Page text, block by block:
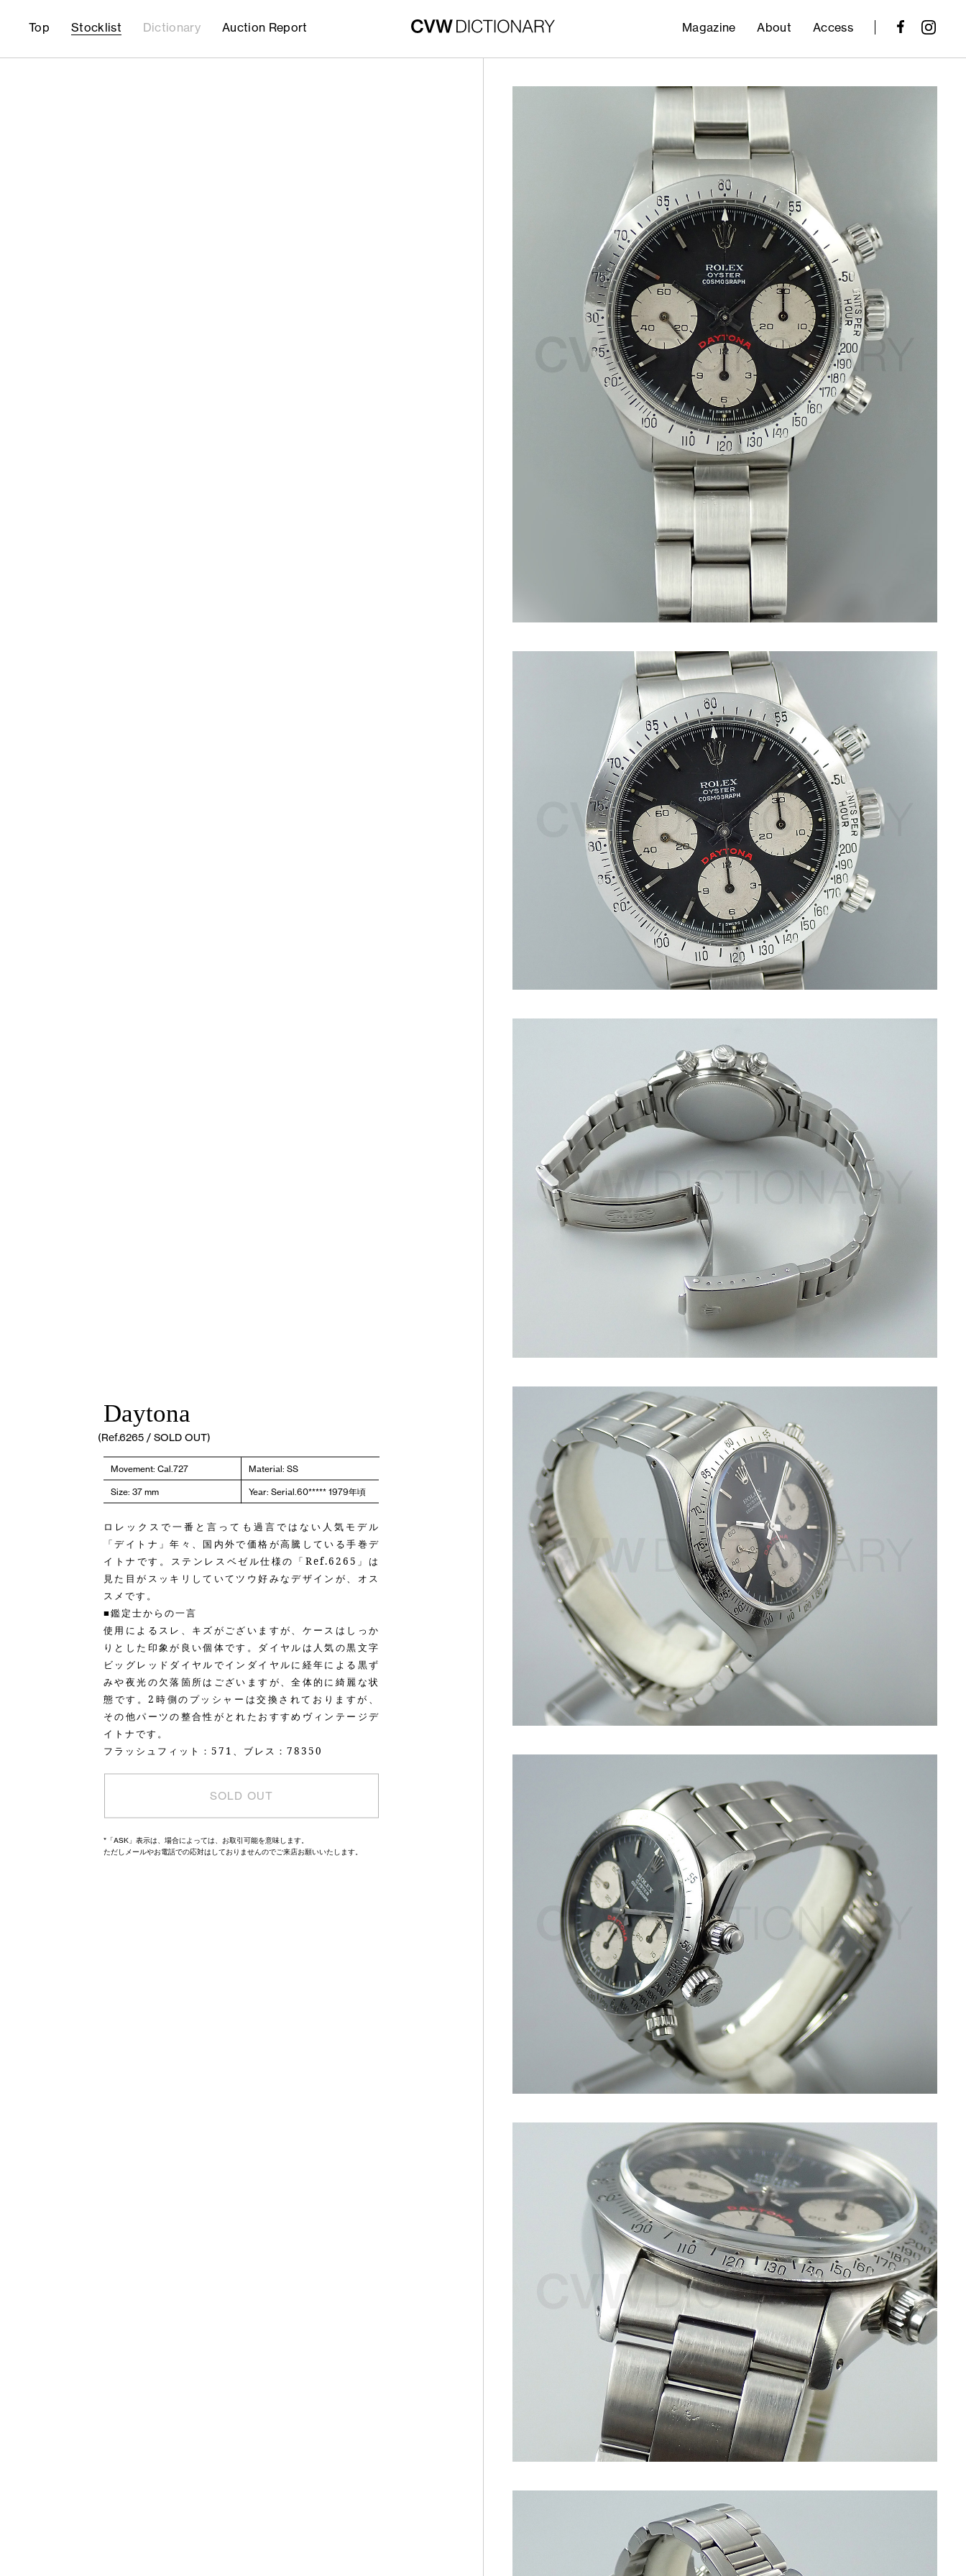
Top Stocklist Dictionary Auction Report Magazine About Access
Daytona
(Ref.6265 / SOLD OUT)
Movement: Cal.727 Material: SS
Size: 37 mm Year: Serial.60***** 1979年頃
ロレックスで一番と言っても過言ではない人気モデル
「デイトナ」年々、国内外で価格が高騰している手巻デ
イトナです。ステンレスベゼル仕様の「Ref.6265」は
見た目がスッキリしていてツウ好みなデザインが、オス
スメです。
■鑑定士からの一言
使用によるスレ、キズがございますが、ケースはしっか
りとした印象が良い個体です。ダイヤルは人気の黒文字
ビッグレッドダイヤルでインダイヤルに経年による黒ず
みや夜光の欠落箇所はございますが、全体的に綺麗な状
態です。2時側のプッシャーは交換されておりますが、
その他パーツの整合性がとれたおすすめヴィンテージデ
イトナです。
フラッシュフィット：571、ブレス：78350
SOLD OUT
*「ASK」表示は、場合によっては、お取引可能を意味します。
ただしメールやお電話での応対はしておりませんのでご来店お願いいたします。